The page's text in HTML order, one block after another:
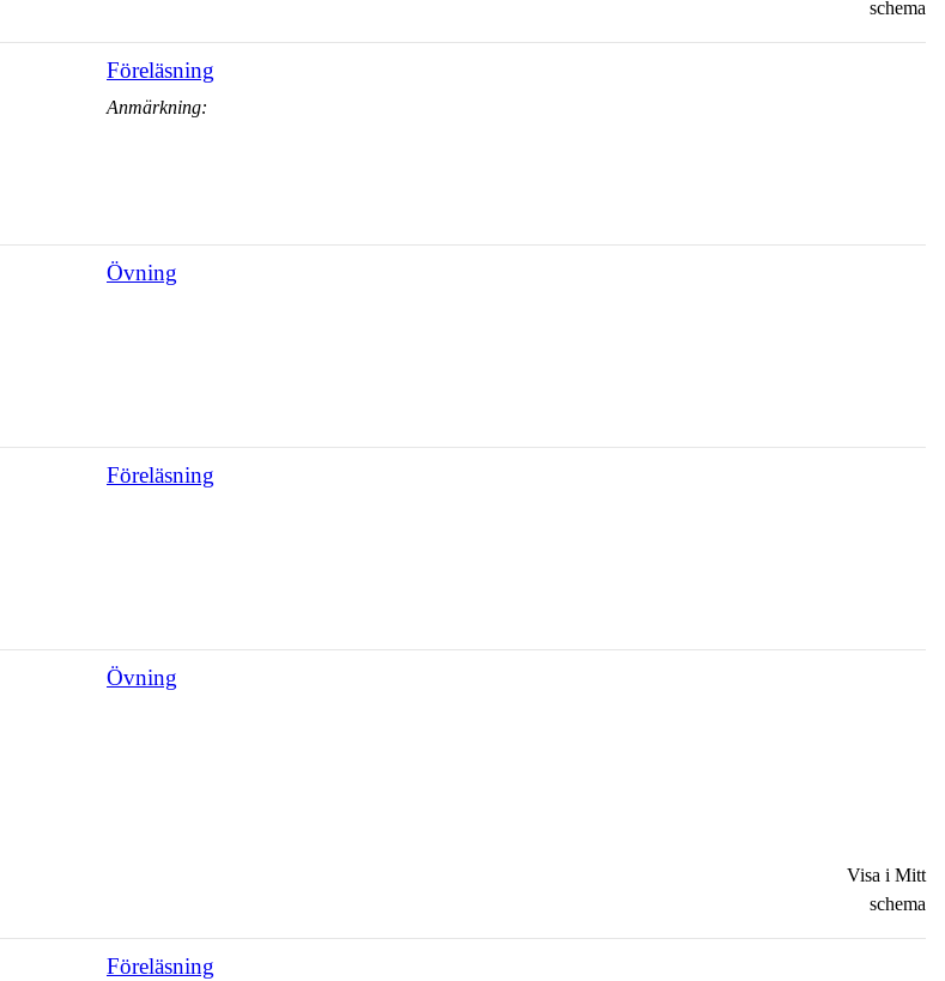
schema
Föreläsning
Anmärkning:
Övning
Föreläsning
Övning
Visa i Mitt
schema
Föreläsning